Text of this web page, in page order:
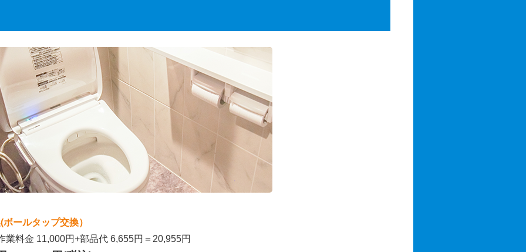
ールタップ交換）
業料金 11,000円+部品代 6,655円＝20,955円